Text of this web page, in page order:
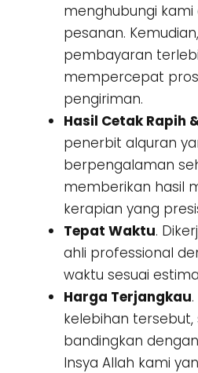
menghubungi
pesanan.
pembayaran
mempercepat
pengiriman.
Hasil Cetak Rapih
penerbit alquran
berpengalaman
memberikan hasil
kerapian yang
Tepat Waktu.
ahli professional
waktu sesuai
Harga Terjangkau
kelebihan tersebut,
bandingkan
Insya Allah kami